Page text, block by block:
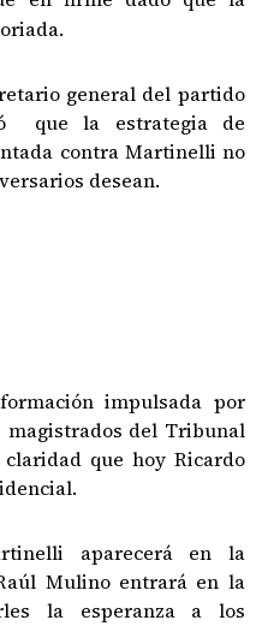
general del partido
que la estrategia de
contra Martinelli no
desean.
impulsada por
magistrados del Tribunal
que hoy Ricardo
aparecerá en la
Mulino entrará en la
la esperanza a los